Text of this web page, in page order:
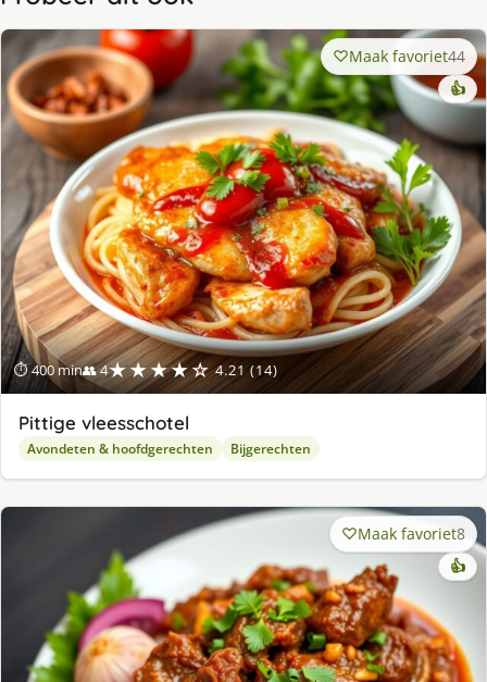
⏱ 400 min👥 4★★★★☆ 4.21 (14)
Maak favoriet44
👍
Pittige vleesschotel
Avondeten & hoofdgerechten Bijgerechten
Maak favoriet8
👍